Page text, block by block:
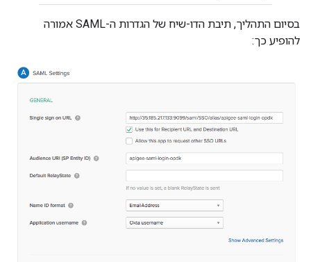
בסיום התהליך, תיבת הדו-שיח של הגדרות ה-SAML אמורה
להופיע כך: